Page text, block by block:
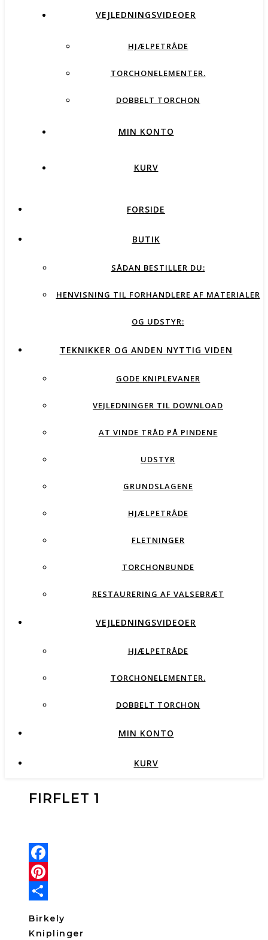
VEJLEDNINGSVIDEOER
HJÆLPETRÅDE
TORCHONELEMENTER.
DOBBELT TORCHON
MIN KONTO
KURV
FORSIDE
BUTIK
SÅDAN BESTILLER DU:
HENVISNING TIL FORHANDLERE AF MATERIALER
OG UDSTYR:
TEKNIKKER OG ANDEN NYTTIG VIDEN
GODE KNIPLEVANER
VEJLEDNINGER TIL DOWNLOAD
AT VINDE TRÅD PÅ PINDENE
UDSTYR
GRUNDSLAGENE
HJÆLPETRÅDE
FLETNINGER
TORCHONBUNDE
RESTAURERING AF VALSEBRÆT
VEJLEDNINGSVIDEOER
HJÆLPETRÅDE
TORCHONELEMENTER.
DOBBELT TORCHON
MIN KONTO
KURV
FIRFLET 1
Facebook
Pinterest
Birkely
Kniplinger